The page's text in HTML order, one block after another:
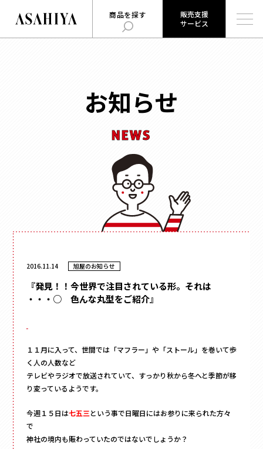
商品を探す
販売支援
サービス
ハコまじめさんに相談だ！
Q&A
ジュエリー
雑貨
フラワー
ウェディング・ブライダル
ギフト
アクセサリー
コスメ
アパレル
食品
フルーツ
お酒
お茶
ステイショナリー
保管箱
ゲーム
フォト
形状 で探す
角箱
インロー式
多角形
家型
バック型
ドーム型
2段式
材質
紙
サテン
レザー
合成
ベロア
スエード
クリアケース
プラスチック
木箱
販売支援サービスとは
お知らせ
お問い合わせ
会社概要
採用情報
お電話受付時間／月〜金曜
メールでお問い合わせ
お知らせ
NEWS
2016.11.14 旭屋のお知らせ
１１月に入って、世間では「マフラー」や「ストール」を巻いて歩
く人の人数など
テレビやラジオで放送されていて、すっかり秋から冬へと季節が移
り変っているようです。
今週１５日は七五三という事で日曜日にはお参りに来られた方々
で
神社の境内も賑わっていたのではないでしょうか？